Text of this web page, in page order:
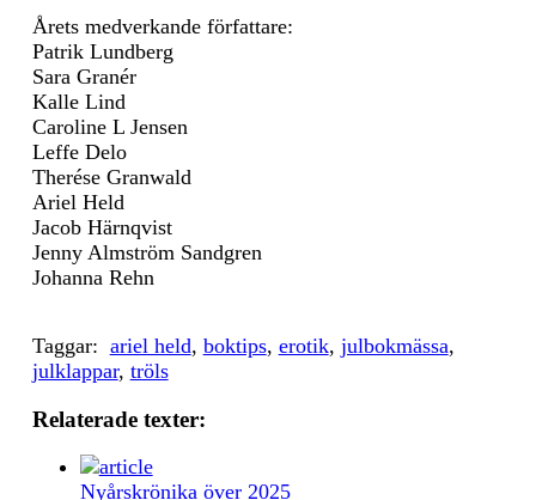
Årets medverkande författare:
Patrik Lundberg
Sara Granér
Kalle Lind
Caroline L Jensen
Leffe Delo
Therése Granwald
Ariel Held
Jacob Härnqvist
Jenny Almström Sandgren
Johanna Rehn
Taggar: ariel held, boktips, erotik, julbokmässa,
julklappar, tröls
Relaterade texter:
Nyårskrönika över 2025